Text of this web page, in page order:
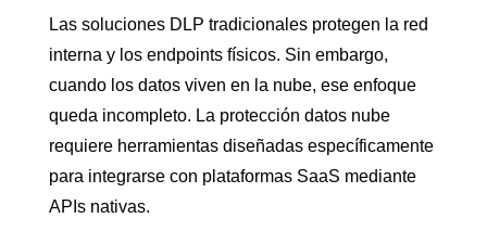
Las soluciones DLP tradicionales protegen la red
interna y los endpoints físicos. Sin embargo,
cuando los datos viven en la nube, ese enfoque
queda incompleto. La protección datos nube
requiere herramientas diseñadas específicamente
para integrarse con plataformas SaaS mediante
APIs nativas.